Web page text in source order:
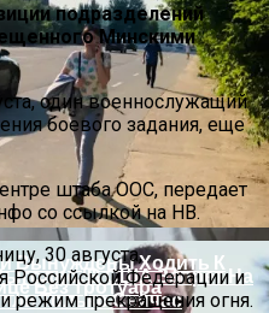
Могут
Украинцы За Рубежом:
В США Запрет На
Только Сейчас
Вынуждены Ходить К
Без Тротуара
подразделений
Минскими
один военнослужащий
боевого задания, еще
штаба ООС, передает
со ссылкой на НВ.
30 августа,
Федерации и
режим прекращения огня.